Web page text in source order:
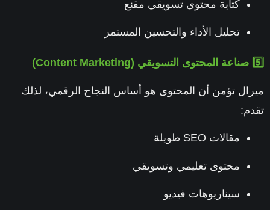
كتابة محتوى تسويقي مقنع
تحليل الأداء والتحسين المستمر
تؤمن أنالمحتوى هو أساس النجاح الرقمي، لذلك
مقالات SEO طويلة
محتوى تعليمي وتسويقي
سيناريوهات فيديو